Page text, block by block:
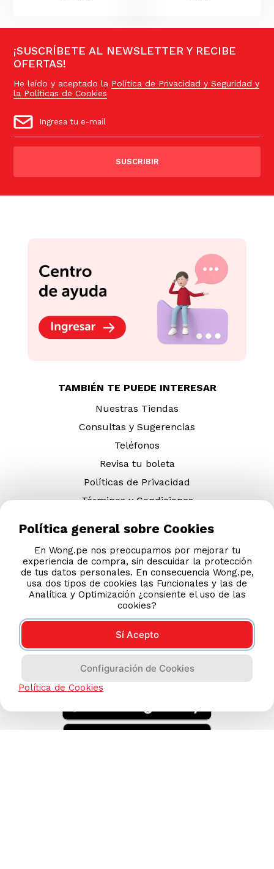
¡SUSCRÍBETE AL NEWSLETTER Y RECIBE
OFERTAS!
He leído y aceptado la Política de Privacidad y Seguridad y
la Políticas de Cookies
SUSCRIBIR
TAMBIÉN TE PUEDE INTERESAR
Nuestras Tiendas
Consultas y Sugerencias
Teléfonos
Revisa tu boleta
Políticas de Privacidad
Términos y Condiciones
AYUDA CALLCENTER
(511) 613-8888
DESCARGA NUESTRA APP
Política general sobre Cookies
En Wong.pe nos preocupamos por mejorar tu
experiencia de compra, sin descuidar la protección
de tus datos personales. En consecuencia Wong.pe,
usa dos tipos de cookies las Funcionales y las de
Analítica y Optimización ¿consiente el uso de las
cookies?
Sí Acepto
Configuración de Cookies
Política de Cookies